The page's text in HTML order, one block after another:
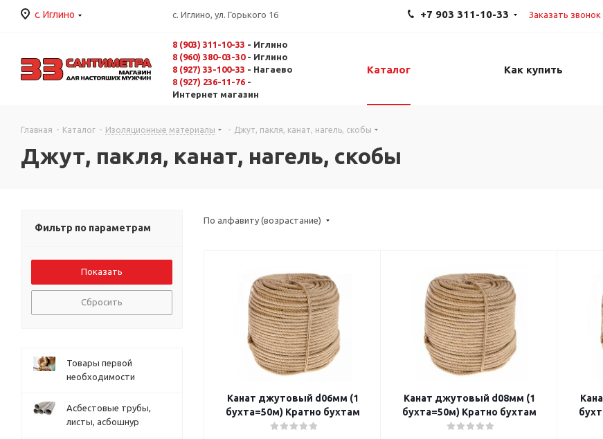
с. Иглино с. Иглино, ул. Горького 16 +7 903 311-10-33 Заказать звонок
8 (903) 311-10-33 - Иглино
8 (960) 380-03-30- Иглино
8 (927) 33-100-33 - Нагаево
8 (927) 236-11-76 -
Интернет магазин
Каталог Как купить
Главная - Каталог - Изоляционные материалы - Джут, пакля, канат, нагель, скобы
Джут, пакля, канат, нагель, скобы
По алфавиту (возрастание)
Канат джутовый d06мм (1
бухта=50м) Кратно бухтам
Канат джутовый d08мм (1
бухта=50м) Кратно бухтам
Фильтр по параметрам
Сбросить
Товары первой
необходимости
Асбестовые трубы,
листы, асбошнур